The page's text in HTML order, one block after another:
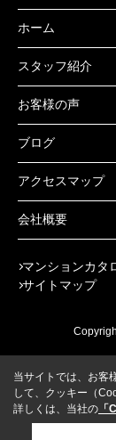
ホーム
スタッフ紹介
お客様の声
ブログ
アクセスマップ
会社概要
マンションカタ
サイトマップ
当サイトでは、お客
して、クッキー（
詳しくは、当社の